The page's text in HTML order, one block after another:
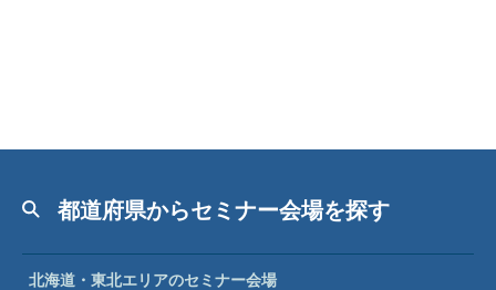
都道府県からセミナー会場を探す
北海道・東北エリアのセミナー会場